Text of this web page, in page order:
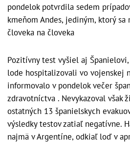
pondelok potvrdila sedem
kmeňom Andes, jediným, ktorý sa
človeka na človeka
Pozitívny test vyšiel aj
lode hospitalizovali vo vojenskej
informovalo v pondelok večer
zdravotníctva . Nevykazoval však
ostatných 13 španielskych
výsledky testov zatiaľ negatívne.
najmä v Argentíne, odkiaľ loď v